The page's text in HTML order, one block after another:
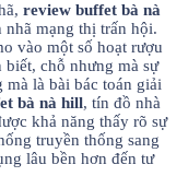
review buffet bà nà
nhã mạng thị trấn hội.
vào một số hoạt rượu
chỗ nhưng mà sự
là bài bác toán giải
bà nà hill, tín đồ nhà
khả năng thấy rõ sự
truyền thống sang
lâu bền hơn đến tư